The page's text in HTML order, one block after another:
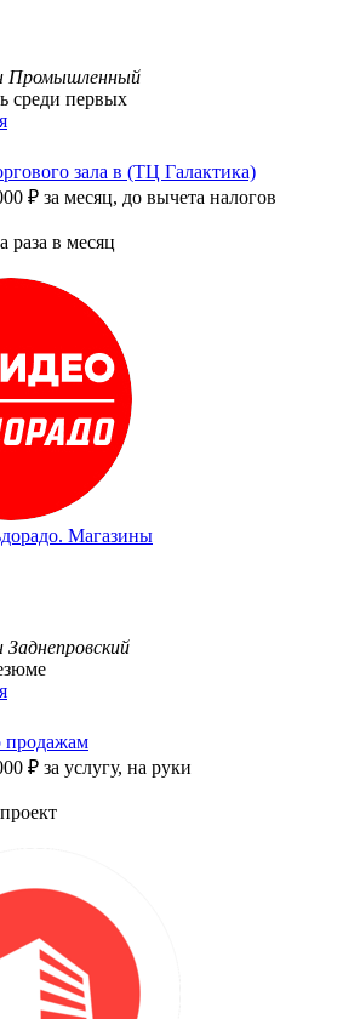
Промышленный
среди первых
зала в (TЦ Галактика)
₽ за месяц, до вычета налогов
в месяц
Магазины
Заднепровский
₽ за услугу, на руки